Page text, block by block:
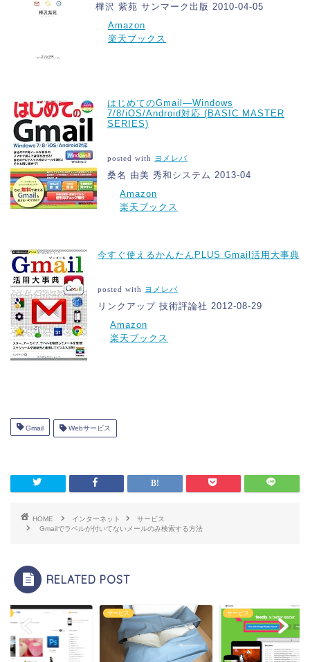
樺沢 紫苑 サンマーク出版 2010-04-05
Amazon
楽天ブックス
はじめてのGmail―Windows
7/8/iOS/Android対応 (BASIC MASTER
SERIES)
posted with ヨメレバ
桑名 由美 秀和システム 2013-04
Amazon
楽天ブックス
今すぐ使えるかんたんPLUS Gmail活用大事典
posted with ヨメレバ
リンクアップ 技術評論社 2012-08-29
Amazon
楽天ブックス
Gmail Webサービス
HOME インターネット
サービス
Gmailでラベルが付いてないメールのみ検索する方法
RELATED POST
サービス サービス